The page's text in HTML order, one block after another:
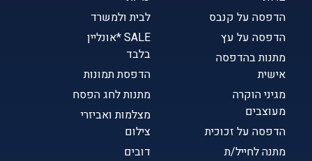
הדפסה על קנבס
הדפסה על עץ
מתנות בהדפסה
אישית
מגיני הוקרה
מעוצבים
הדפסה על זכוכית
מתנה לחייל/ת
לבית ולמשרד
SALE *אונליין
בלבד
הדפסת תמונות
מתנות לחג הפסח
מצלמות ואביזרי
צילום
דובים